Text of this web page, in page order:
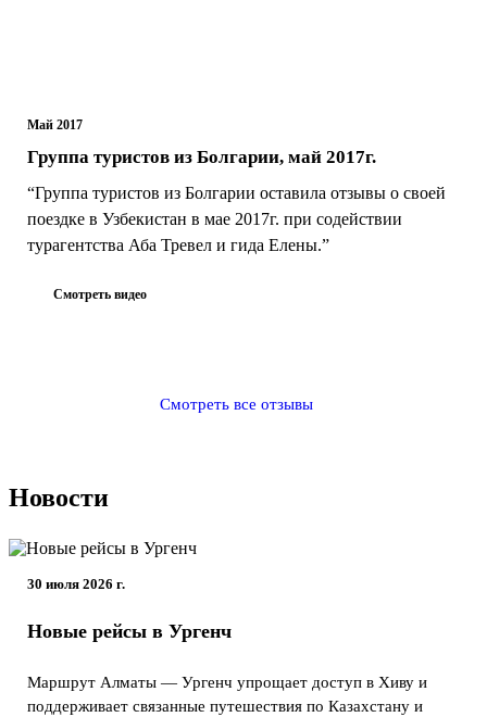
Май 2017
Группа туристов из Болгарии, май 2017г.
“Группа туристов из Болгарии оставила отзывы о своей
поездке в Узбекистан в мае 2017г. при содействии
турагентства Аба Тревел и гида Елены.”
Смотреть видео
Смотреть все отзывы
Новости
30 июля 2026 г.
Новые рейсы в Ургенч
Маршрут Алматы — Ургенч упрощает доступ в Хиву и
поддерживает связанные путешествия по Казахстану и